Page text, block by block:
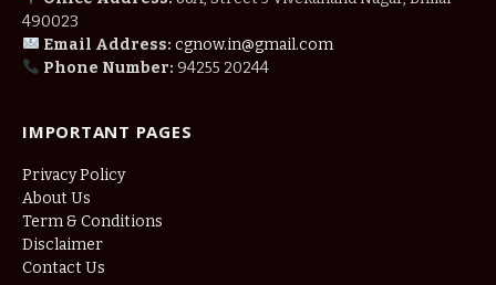
490023
Email Address: cgnow.in@gmail.com
Phone Number: 94255 20244
IMPORTANT PAGES
Privacy Policy
About Us
Term & Conditions
Disclaimer
Contact Us